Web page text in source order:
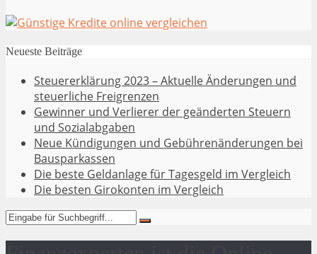
Neueste Beiträge
Steuererklärung 2023 – Aktuelle Änderungen und
steuerliche Freigrenzen
Gewinner und Verlierer der geänderten Steuern
und Sozialabgaben
Neue Kündigungen und Gebührenänderungen bei
Bausparkassen
Die beste Geldanlage für Tagesgeld im Vergleich
Die besten Girokonten im Vergleich